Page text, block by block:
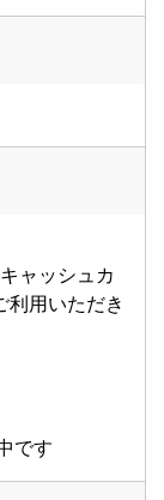
ャッシュカ
利用いただき
です